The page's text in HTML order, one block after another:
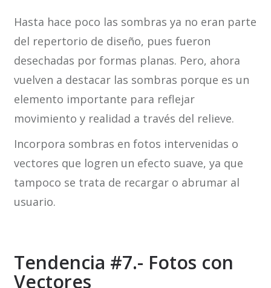
Hasta hace poco las sombras ya no eran parte
del repertorio de diseño, pues fueron
desechadas por formas planas. Pero, ahora
vuelven a destacar las sombras porque es un
elemento importante para reflejar
movimiento y realidad a través del relieve.
Incorpora sombras en fotos intervenidas o
vectores que logren un efecto suave, ya que
tampoco se trata de recargar o abrumar al
usuario.
Tendencia #7.- Fotos con
Vectores